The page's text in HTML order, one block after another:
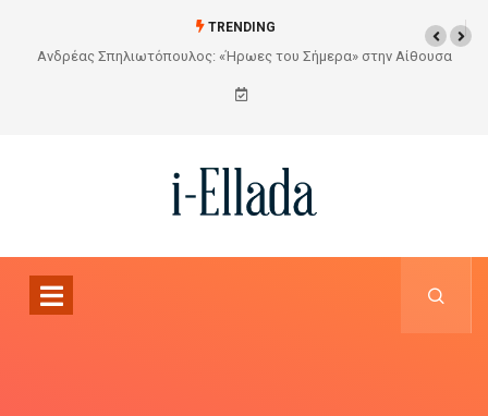
TRENDING
Από το Σχέδιο στην Πραγματικότητα